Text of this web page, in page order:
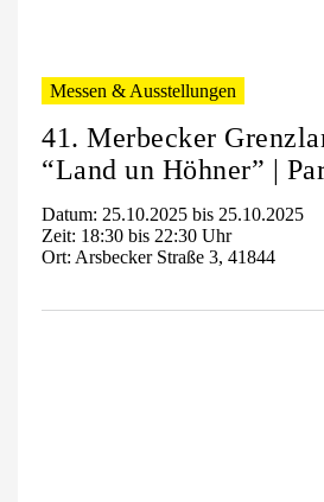
Messen & Ausstellungen
41. Merbecker
“Land un Höhner” |
Datum: 25.10.2025 bis 25.10.2025
Zeit: 18:30 bis 22:30 Uhr
Ort: Arsbecker Straße 3, 41844